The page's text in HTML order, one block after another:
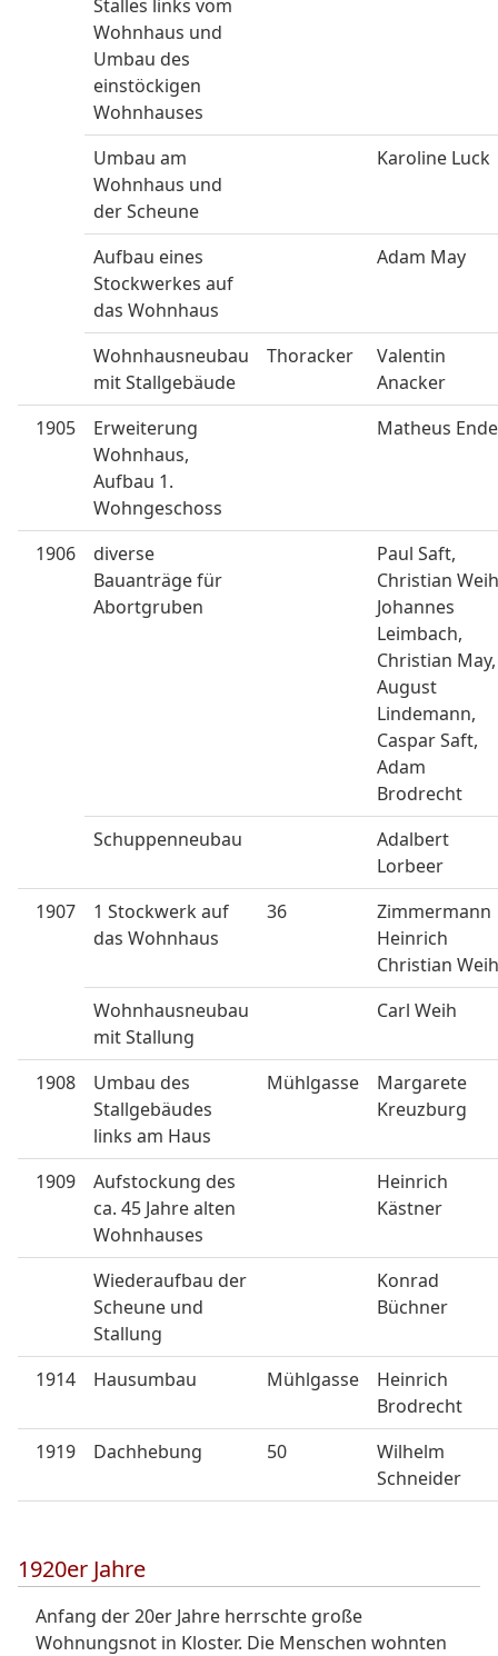
Stalles links vom
Wohnhaus und
Umbau des
einstöckigen
Wohnhauses
Umbau am
Wohnhaus und
der Scheune
Karoline Luck
Aufbau eines
Stockwerkes auf
das Wohnhaus
Adam May
Wohnhausneubau
mit Stallgebäude
Thoracker
Valentin
Anacker
1905
Erweiterung
Wohnhaus,
Aufbau 1.
Wohngeschoss
Matheus
1906
diverse
Bauanträge für
Abortgruben
Paul Saft,
Christian
Johannes
Leimbach,
Christian May,
August
Lindemann,
Caspar Saft,
Adam
Brodrecht
Schuppenneubau
Adalbert
Lorbeer
1907
1 Stockwerk auf
das Wohnhaus
36
Zimmermann
Heinrich
Christian Weih
Wohnhausneubau
mit Stallung
Carl Weih
1908
Umbau des
Stallgebäudes
links am Haus
Mühlgasse
Margarete
Kreuzburg
1909
Aufstockung des
ca. 45 Jahre alten
Wohnhauses
Heinrich
Kästner
Wiederaufbau der
Scheune und
Stallung
Konrad
Büchner
1914 Hausumbau Mühlgasse
Heinrich
Brodrecht
1919
Dachhebung 50
Wilhelm
Schneider
1920er Jahre
Anfang der 20er Jahre herrschte große
Wohnungsnot in Kloster. Die Menschen wohnten